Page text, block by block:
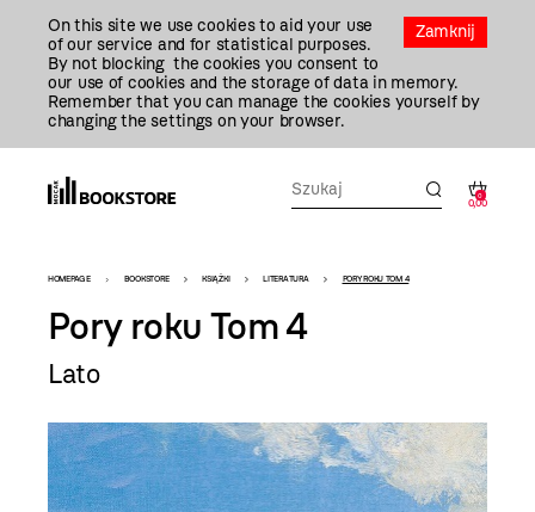
Zamknij
On this site we use cookies to aid your use
of our service and for statistical purposes.
By not blocking the cookies you consent to
our use of cookies and the storage of data in memory.
Remember that you can manage the cookies yourself by
changing the settings on your browser.
0
0,00
Bookstore
-
szablon
szczegóły
HOMEPAGE BOOKSTORE KSIĄŻKI LITERATURA PORY ROKU TOM 4
Pory roku Tom 4
Lato